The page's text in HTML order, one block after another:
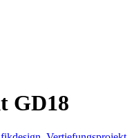
GD18